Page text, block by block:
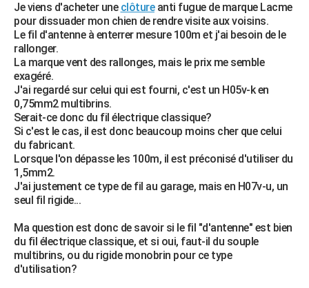
Guides de France
Escapades
Patrimoine
Expositions
Musées
Week-end nature
+LIFESTYLE
Art de vivre
Bien-être
Loisirs
Mode
Modes de vie
SANTE
Alimentation
Guide de la santé
Maladies
Médicaments
Sommeil
VOYAGE
Destinations
City break
Voyage nature
Voyage de noces
Forum
Climat
+PHOTO
GUIDES D'ACHAT
BONS PLANS
CARTE DE VOEUX
Dictionnaire
Biographies
Citations
Expressions
Proverbes
PROGRAMME TV
COPAINS D'AVANT
Je viens d'acheter une clôtureanti fugue de marque Lacme
pour dissuader mon chien de rendre visite aux voisins.
Le fil d'antenne à enterrer mesure 100m et j'ai besoin de le
rallonger.
La marque vent des rallonges, mais le prix me semble
exagéré.
J'ai regardé sur celui qui est fourni, c'est un H05v-k en
0,75mm2 multibrins.
Serait-ce donc du fil électrique classique?
Si c'est le cas, il est donc beaucoup moins cher que celui
du fabricant.
Lorsque l'on dépasse les 100m, il est préconisé d'utiliser du
1,5mm2.
J'ai justement ce type de fil au garage, mais en H07v-u, un
seul fil rigide...
Ma question est donc de savoir si le fil "d'antenne" est bien
du fil électrique classique, et si oui, faut-il du souple
multibrins, ou du rigide monobrin pour ce type
d'utilisation?